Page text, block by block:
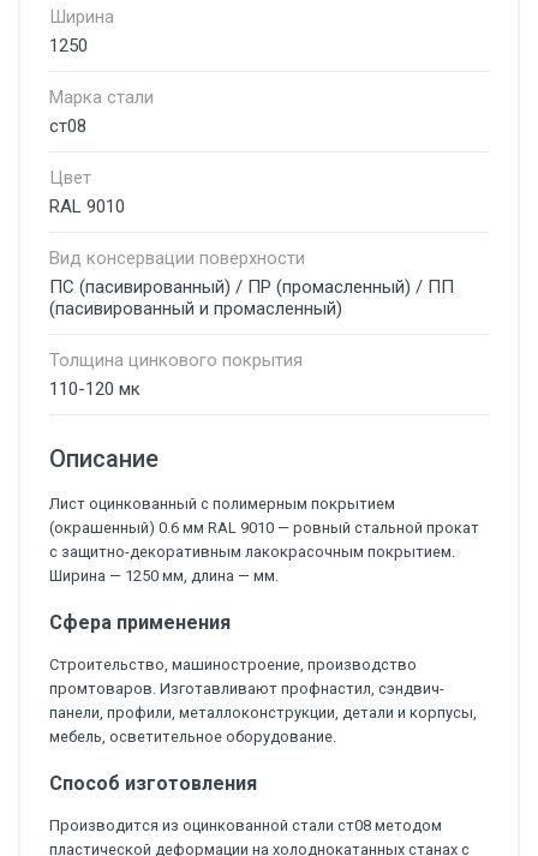
Ширина
1250
Марка стали
ст08
Цвет
RAL 9010
Вид консервации поверхности
ПС (пасивированный) / ПР (промасленный) / ПП
(пасивированный и промасленный)
Толщина цинкового покрытия
110-120 мк
Описание
Лист оцинкованный с полимерным покрытием
(окрашенный) 0.6 мм RAL 9010 — ровный стальной прокат
с защитно-декоративным лакокрасочным покрытием.
Ширина — 1250 мм, длина — мм.
Сфера применения
Строительство, машиностроение, производство
промтоваров. Изготавливают профнастил, сэндвич-
панели, профили, металлоконструкции, детали и корпусы,
мебель, осветительное оборудование.
Способ изготовления
Производится из оцинкованной стали ст08 методом
пластической деформации на холоднокатанных станах с